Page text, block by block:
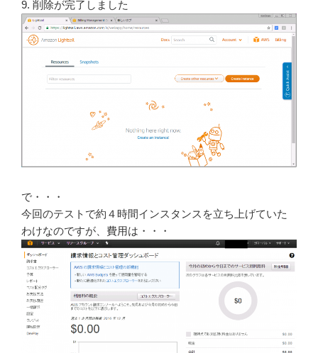
9. 削除が完了しました
で・・・
今回のテストで約４時間インスタンスを立ち上げていた
わけなのですが、費用は・・・